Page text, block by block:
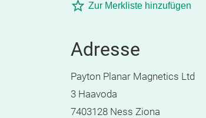
Zur Merkliste hinzufügen
Adresse
Payton Planar Magnetics Ltd
3 Haavoda
7403128 Ness Ziona